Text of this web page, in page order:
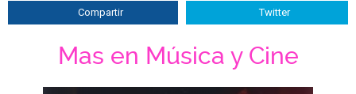
Compartir Twitter
Mas en Música y Cine